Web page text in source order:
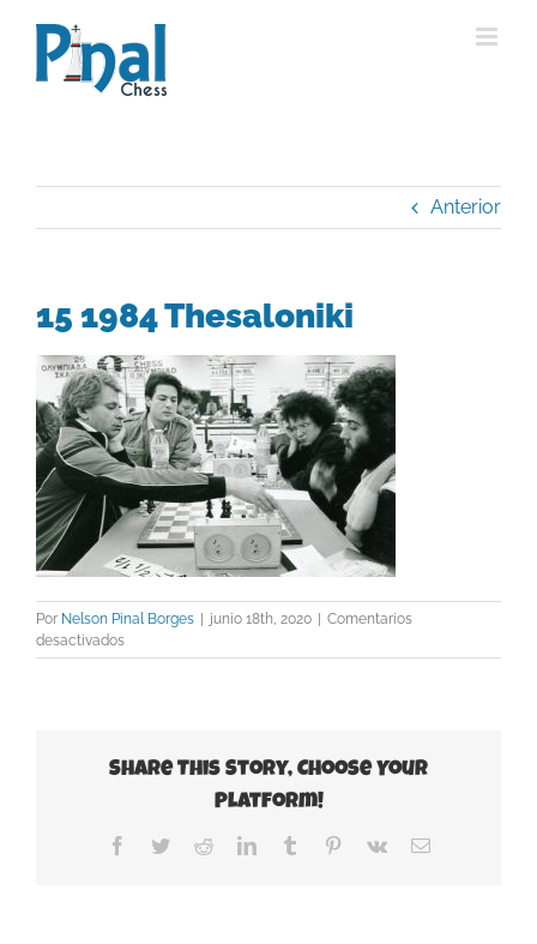
contenido
Anterior
15 1984 Thesaloniki
Por Nelson Pinal Borges | junio 18th, 2020 | Comentarios
desactivadosen
15
Share This Story, Choose Your
Platform!
Facebook
TwitterRedditLinkedInTumblr Pinterest
Vk
Correo